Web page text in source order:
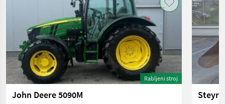
Rabljeni stroj
John Deere 5090M
Steyr